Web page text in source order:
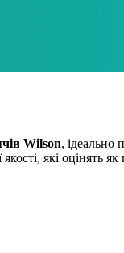
Wilson, ідеально
які оцінять